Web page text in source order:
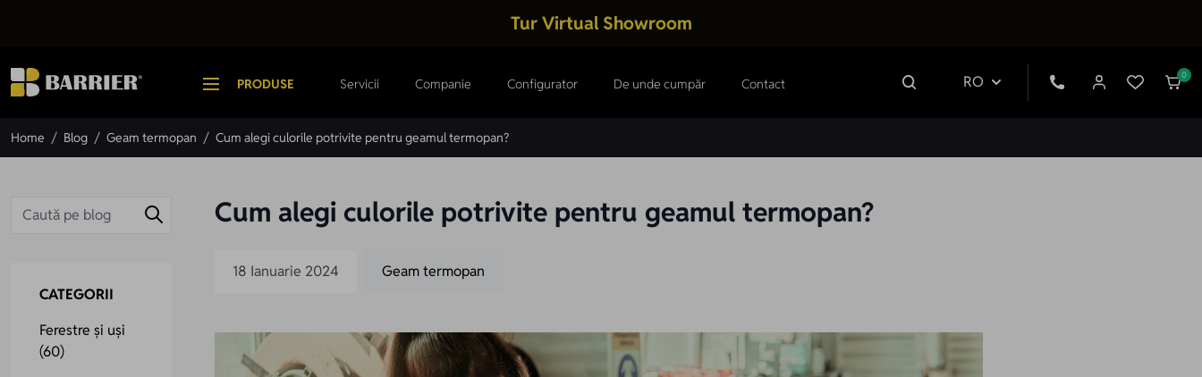
Tur Virtual Showroom
PRODUSE Servicii Companie Configurator De unde cumpăr Contact RO 0
Home / Blog / Geam termopan / Cum alegi culorile potrivite pentru geamul termopan?
Cum alegi culorile potrivite pentru geamul termopan?
18 Ianuarie 2024 Geam termopan
CATEGORII
Ferestre și uși
(60)